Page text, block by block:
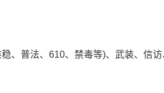
、普法、610、禁毒等)、武装、信